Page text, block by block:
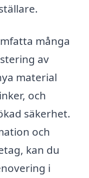
många
av
material
och
säkerhet.
och
kan du
i